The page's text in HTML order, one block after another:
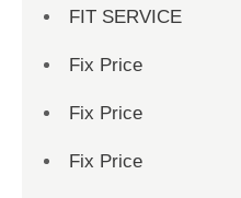
FIT SERVICE
Fix Price
Fix Price
Fix Price